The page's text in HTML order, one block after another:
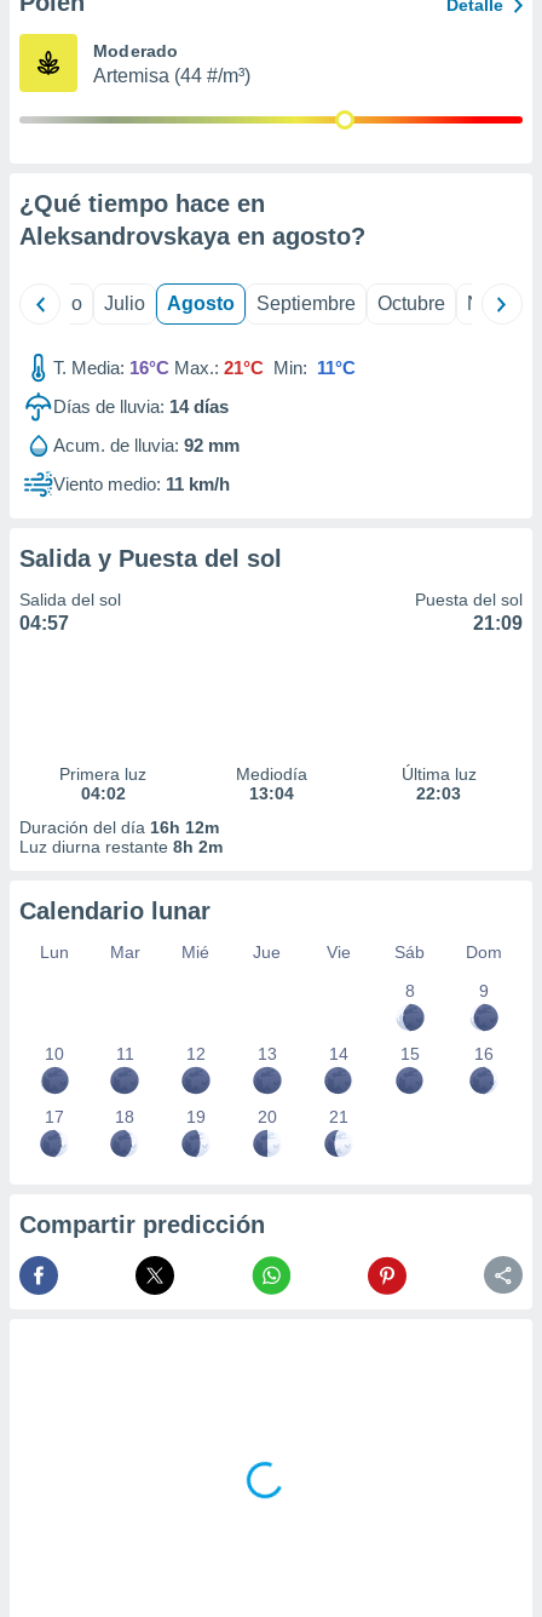
publicidad
1199
Detalle
Moderado
Artemisa (44 #/m³)
¿Qué tiempo hace en
Aleksandrovskaya en agosto?
Junio Julio Agosto Septiembre Octubre
T. Media: 16°C Max.: 21°C Min: 11°C
Días de lluvia: 14días
Acum. de lluvia: 92 mm
Viento medio: 11 km/h
Salida y Puesta del sol
Salida del sol
04:57
Puesta del sol
21:09
Primera luz
04:02
Mediodía
13:04
Última luz
22:03
Duración del día 16h 12m
Luz diurna restante 8h 2m
Calendario lunar
Lun Mar Mié Jue Vie Sáb
Dom
8
9
10 11 12 13 14 15 16
17 18 19 20 21
Compartir predicción